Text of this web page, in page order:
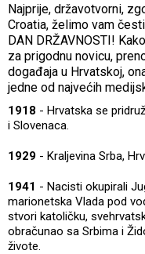
Najprije, državotvorni,
Croatia, želimo vam
DAN DRŽAVNOSTI!
za prigodnu novicu,
događaja u Hrvatskoj,
jedne od najvećih
1918 - Hrvatska se
i Slovenaca.
1929 - Kraljevina Srba,
1941 - Nacisti okupirali
marionetska Vlada pod
stvori katoličku,
obračunao sa Srbima i
živote.